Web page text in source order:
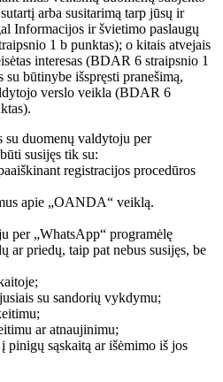
arba susitarimą tarp jūsų ir
Informacijos ir švietimo paslaugų
1 b punktas); o kitais atvejais
interesas (BDAR 6 straipsnio 1
su būtinybe išspręsti pranešimą,
verslo veikla (BDAR 6
su duomenų valdytoju per
susijęs tik su:
registracijos procedūros
apie „OANDA“ veiklą.
per „WhatsApp“ programėlę
ar priedų, taip pat nebus susijęs, be
su sandorių vykdymu;
ar atnaujinimu;
pinigų sąskaitą ar išėmimo iš jos